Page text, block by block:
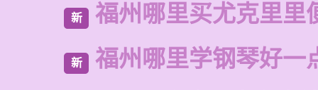
新 福州哪里买尤克里里
新 福州哪里学钢琴好一